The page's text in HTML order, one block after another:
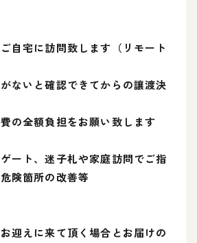
自宅に訪問致します（リモート
ないと確認できてからの讓渡決
の全額負担をお願い致します
ート、迷子札や家庭訪問でご指
険箇所の改善等
迎えに来て頂く場合とお届けの